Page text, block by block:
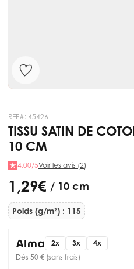
REF#: 45426
TISSU SATIN DE
10 CM
4.00/5Voir les avis (2)
1,29 € / 10 cm
Poids (g/m²) : 115
2x 3x
4x
Dès 50 € (sans frais)